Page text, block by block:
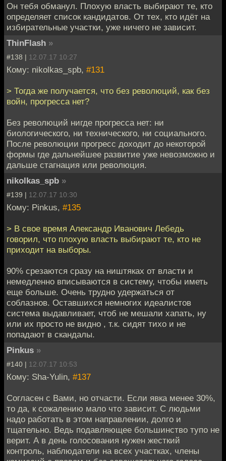
Он тебя обманул. Плохую власть выбирают те, кто
определяет список кандидатов. От тех, кто идёт на
избирательные участки, уже ничего не зависит.
ThinFlash »
#138 | 12.07.17 10:27
Кому: nikolkas_spb, #131
> Тогда же получается, что без революций, как без
войн, прогресса нет?
Без революций нигде прогресса нет: ни
биологического, ни технического, ни социального.
После революции прогресс доходит до некоторой
формы где дальнейшее развитие уже невозможно и
дальше стагнация или революция.
nikolkas_spb »
#139 | 12.07.17 10:30
Кому: Pinkus, #135
> В свое время Александр Иванович Лебедь
говорил, что плохую власть выбирают те, кто не
приходит на выборы.
90% срезаются сразу на ништяках от власти и
немедленно вписываются в систему, чтобы иметь
еще больше. Очень трудно удержаться от
соблазнов. Оставшихся немногих идеалистов
система выдавливает, чтоб не мешали хапать, ну
или их просто не видно , т.к. сидят тихо и не
попадают в скандалы.
Pinkus »
#140 | 12.07.17 10:53
Кому: Sha-Yulin, #137
Согласен с Вами, но отчасти. Если явка менее 30%,
то да, к сожалению мало что зависит. С людьми
надо работать в этом направлении, долго и
тщательно. Ведь подавляющее большинство тупо не
верит. А в день голосования нужен жесткий
контроль, наблюдатели на всех участках, члены